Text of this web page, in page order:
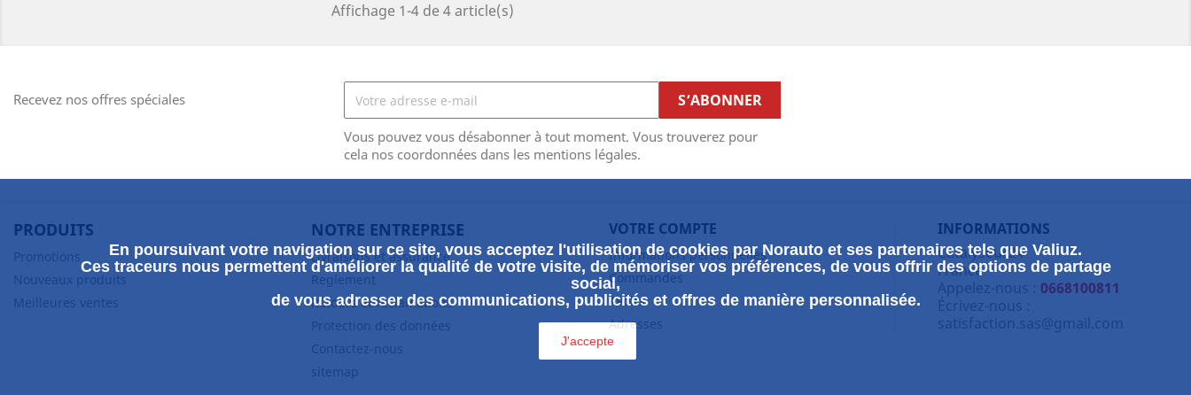
Affichage 1-4 de 4 article(s)
Recevez nos offres spéciales
Vous pouvez vous désabonner à tout moment. Vous trouverez pour
cela nos coordonnées dans les mentions légales.
PRODUITS
Promotions
Nouveaux produits
Meilleures ventes
NOTRE ENTREPRISE
Livraisons et assurance
Reglement
Retours et réclamations
Protection des données
Contactez-nous
sitemap
VOTRE COMPTE
Informations personnelles
Commandes
Avoirs
Adresses
INFORMATIONS
Catalyseur24
France
Appelez-nous : 0668100811
Écrivez-nous :
satisfaction.sas@gmail.com
En poursuivant votre navigation sur ce site, vous acceptez l'utilisation de cookies par Norauto et ses partenaires tels que Valiuz.
Ces traceurs nous permettent d'améliorer la qualité de votre visite, de mémoriser vos préférences, de vous offrir des options de partage
social,
de vous adresser des communications, publicités et offres de manière personnalisée.
J'accepte